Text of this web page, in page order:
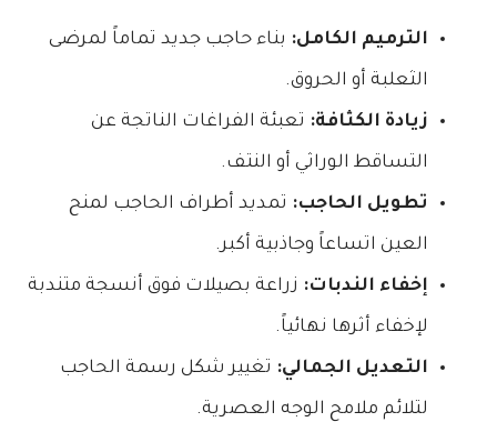
الترميم الكامل: بناء حاجب جديد تماماً لمرضى
الثعلبة أو الحروق.
زيادة الكثافة: تعبئة الفراغات الناتجة عن
التساقط الوراثي أو النتف.
تطويل الحاجب: تمديد أطراف الحاجب لمنح
العين اتساعاً وجاذبية أكبر.
إخفاء الندبات: زراعة بصيلات فوق أنسجة متندبة
لإخفاء أثرها نهائياً.
التعديل الجمالي: تغيير شكل رسمة الحاجب
لتلائم ملامح الوجه العصرية.